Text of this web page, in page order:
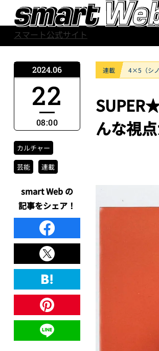
スマート公式サイト
連載 4×5（シノ
んな視
2024.06
22
08:00
カルチャー
芸能
連載
smart Web の
記事をシェア！